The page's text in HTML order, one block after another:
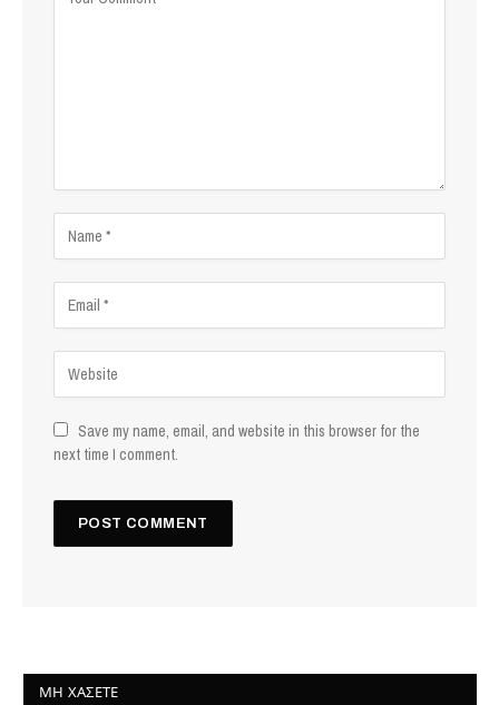
Save my name, email, and website in this browser for the
next time I comment.
ΜΗ ΧΆΣΕΤΕ